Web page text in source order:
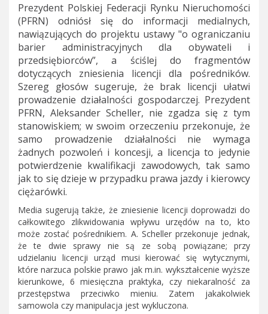
Prezydent Polskiej Federacji Rynku Nieruchomości
(PFRN) odniósł się do informacji medialnych,
nawiązujących do projektu ustawy "o ograniczaniu
barier administracyjnych dla obywateli i
przedsiębiorców”, a ściślej do fragmentów
dotyczących zniesienia licencji dla pośredników.
Szereg głosów sugeruje, że brak licencji ułatwi
prowadzenie działalności gospodarczej. Prezydent
PFRN, Aleksander Scheller, nie zgadza się z tym
stanowiskiem; w swoim orzeczeniu przekonuje, że
samo prowadzenie działalności nie wymaga
żadnych pozwoleń i koncesji, a licencja to jedynie
potwierdzenie kwalifikacji zawodowych, tak samo
jak to się dzieje w przypadku prawa jazdy i kierowcy
ciężarówki.
Media sugerują także, że zniesienie licencji doprowadzi do
całkowitego zlikwidowania wpływu urzędów na to, kto
może zostać pośrednikiem. A. Scheller przekonuje jednak,
że te dwie sprawy nie są ze sobą powiązane; przy
udzielaniu licencji urząd musi kierować się wytycznymi,
które narzuca polskie prawo jak m.in. wykształcenie wyższe
kierunkowe, 6 miesięczna praktyka, czy niekaralność za
przestępstwa przeciwko mieniu. Zatem jakakolwiek
samowola czy manipulacja jest wykluczona.